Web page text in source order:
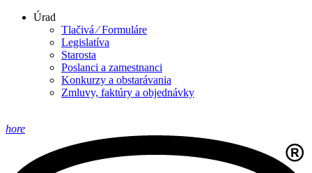
Úrad
Tlačivá ⁄ Formuláre
Legislatíva
Starosta
Poslanci a zamestnanci
Konkurzy a obstarávania
Zmluvy, faktúry a objednávky
hore